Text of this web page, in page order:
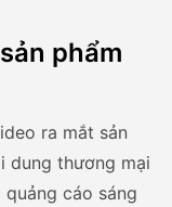
phẩm
ra mắt sản
dung thương mại
cáo sáng